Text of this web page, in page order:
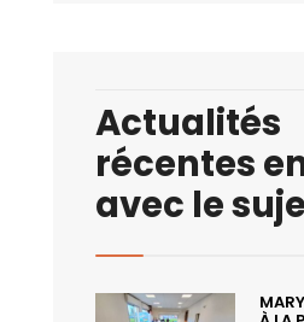
Actualités
récentes
avec le